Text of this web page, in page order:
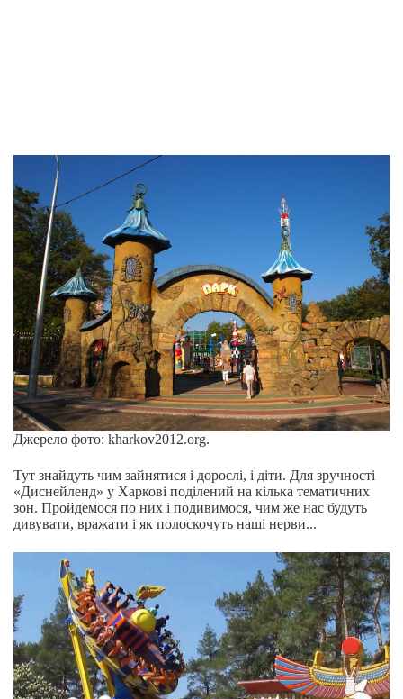
Джерело фото: kharkov2012.org.
Тут знайдуть чим зайнятися і дорослі, і діти. Для зручності
«Диснейленд» у Харкові поділений на кілька тематичних
зон. Пройдемося по них і подивимося, чим же нас будуть
дивувати, вражати і як полоскочуть наші нерви...